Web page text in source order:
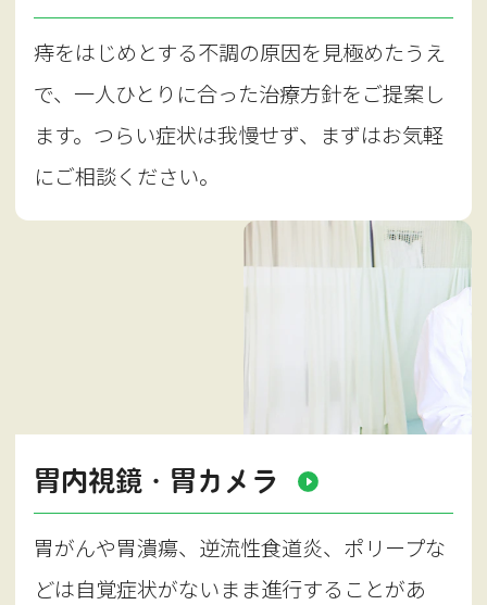
痔をはじめとする不調の原因を見極めたうえ
で、一人ひとりに合った治療方針をご提案し
ます。つらい症状は我慢せず、まずはお気軽
にご相談ください。
胃内視鏡・胃カメラ
胃がんや胃潰瘍、逆流性食道炎、ポリープな
どは自覚症状がないまま進行することがあ